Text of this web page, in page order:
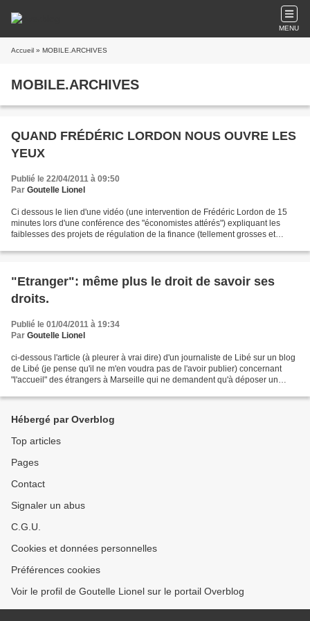
MENU
Accueil » MOBILE.ARCHIVES
MOBILE.ARCHIVES
QUAND FRÉDÉRIC LORDON NOUS OUVRE LES
YEUX
Publié le 22/04/2011 à 09:50
Par Goutelle Lionel
Ci dessous le lien d'une vidéo (une intervention de Frédéric Lordon de 15
minutes lors d'une conférence des "économistes attérés") expliquant les
faiblesses des projets de régulation de la finance (tellement grosses et
"Etranger": même plus le droit de savoir ses
droits.
Publié le 01/04/2011 à 19:34
Par Goutelle Lionel
ci-dessous l'article (à pleurer à vrai dire) d'un journaliste de Libé sur un blog
de Libé (je pense qu'il ne m'en voudra pas de l'avoir publier) concernant
"l'accueil" des étrangers à Marseille qui ne demandent qu'à déposer un
Hébergé par Overblog
Top articles
Pages
Contact
Signaler un abus
C.G.U.
Cookies et données personnelles
Préférences cookies
Voir le profil de Goutelle Lionel sur le portail Overblog